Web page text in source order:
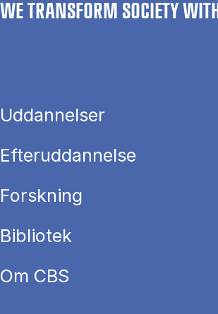
WE TRANSFORM SOCIETY
Uddannelser
Efteruddannelse
Forskning
Bibliotek
Om CBS